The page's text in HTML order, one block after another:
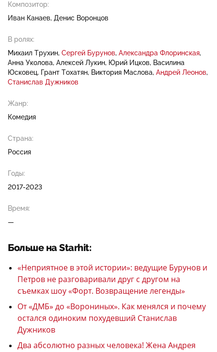
Композитор:
Иван Канаев Денис Воронцов
В ролях:
Михаил Трухин Сергей Бурунов Александра Флоринская
Анна Уколова Алексей Лукин Юрий Ицков
Василина
Юсковец Грант Тохатян Виктория Маслова Андрей Леонов
Станислав Дужников
Жанр:
Комедия
Страна:
Россия
Годы:
2017-2023
Время:
—
Больше на Starhit:
«Неприятное в этой истории»: ведущие Бурунов и
Петров не разговаривали друг с другом на
съемках шоу «Форт. Возвращение легенды»
От «ДМБ» до «Ворониных». Как менялся и почему
остался одиноким похудевший Станислав
Дужников
Два абсолютно разных человека! Жена Андрея